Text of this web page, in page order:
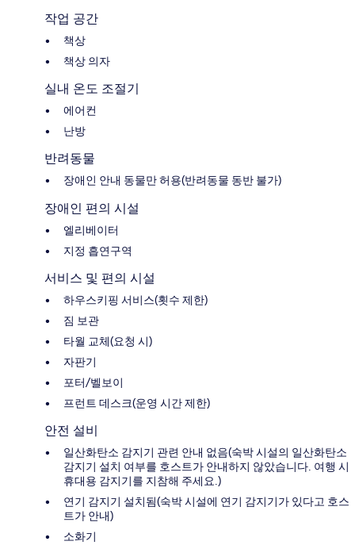
작업 공간
책상
책상 의자
실내 온도 조절기
에어컨
난방
반려동물
장애인 안내 동물만 허용(반려동물 동반 불가)
장애인 편의 시설
엘리베이터
지정 흡연구역
서비스 및 편의 시설
하우스키핑 서비스(횟수 제한)
짐 보관
타월 교체(요청 시)
자판기
포터/벨보이
프런트 데스크(운영 시간 제한)
안전 설비
일산화탄소 감지기 관련 안내 없음(숙박 시설의 일산화탄소
감지기 설치 여부를 호스트가 안내하지 않았습니다. 여행 시
휴대용 감지기를 지참해 주세요.)
연기 감지기 설치됨(숙박 시설에 연기 감지기가 있다고 호스
트가 안내)
소화기